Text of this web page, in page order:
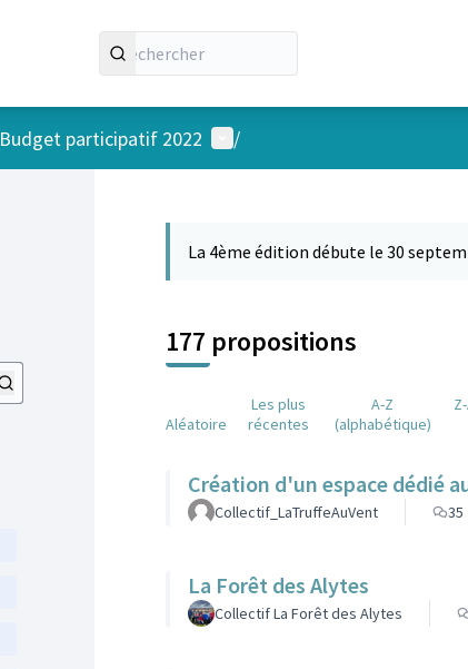
Budget participatif 2022 Menu utilisateur
/
La 4ème édition débute le 30
177 propositions
Aléatoire
Les plus
récentes
A-Z
(alphabétique)
Création d'un espace dédié
Collectif_LaTruffeAuVent 35
La Forêt des Alytes
Collectif La Forêt des Alytes